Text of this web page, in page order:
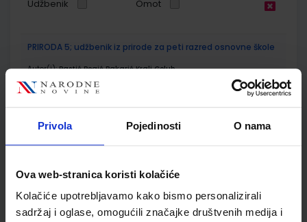
Privola Pojedinosti O nama
Ova web-stranica koristi kolačiće
Kolačiće upotrebljavamo kako bismo personalizirali
sadržaj i oglase, omogućili značajke društvenih medija i
Udžbenik Omot
PRIRODA 5; udžbenik iz prirode za peti razred osnovne škole
Autor(i):Bastić Begić Bakarić Kralj Golub
Nakladnik: ALFA d.d. 6138
SKU:556157 CIJENA:9,25 €
PRIRODA 5; radna bilježnica za peti razred osnovne škole